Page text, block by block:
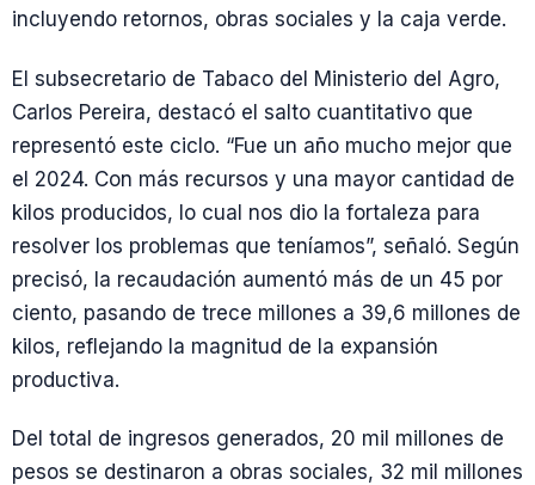
incluyendo retornos, obras sociales y la caja verde.
El subsecretario de Tabaco del Ministerio del Agro,
Carlos Pereira, destacó el salto cuantitativo que
representó este ciclo. “Fue un año mucho mejor que
el 2024. Con más recursos y una mayor cantidad de
kilos producidos, lo cual nos dio la fortaleza para
resolver los problemas que teníamos”, señaló. Según
precisó, la recaudación aumentó más de un 45 por
ciento, pasando de trece millones a 39,6 millones de
kilos, reflejando la magnitud de la expansión
productiva.
Del total de ingresos generados, 20 mil millones de
pesos se destinaron a obras sociales, 32 mil millones